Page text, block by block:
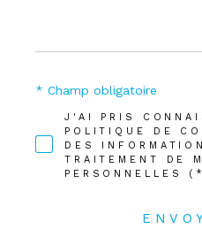
J'AI PRIS
POLITIQUE DE
DES
TRAITEMENT DE
PERSONNELLES
* Champ obligatoire